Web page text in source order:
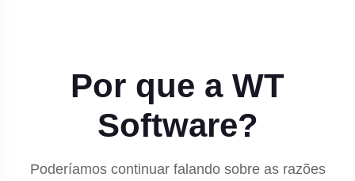
Por que a WT
Software?
Poderíamos continuar falando sobre as razões